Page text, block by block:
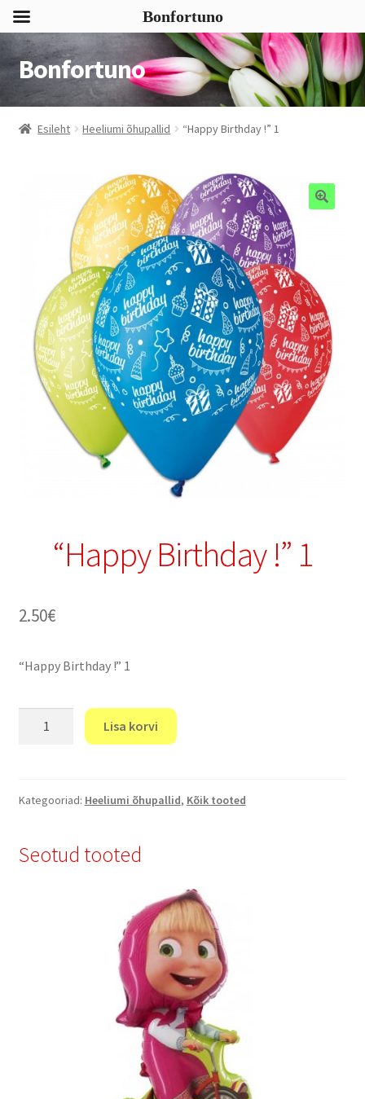
Liigu
navigeerimisele
Liigu
sisu
juurde
Bonfortuno
Esileht Heeliumi õhupallid “Happy Birthday !” 1
“Happy Birthday !” 1
2.50€
“Happy Birthday !” 1
kogus
Lisa korvi
Kategooriad: Heeliumi õhupallid, Kõik tooted
Seotud tooted
Bonfortuno